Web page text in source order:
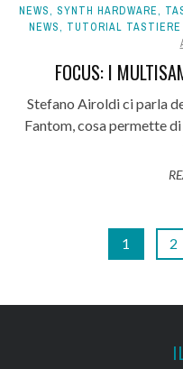
NEWS, SYNTH HARDWARE,
NEWS, TUTORIAL TASTIERE
FOCUS: I
Stefano Airoldi ci parla
Fantom, cosa permette
1 2